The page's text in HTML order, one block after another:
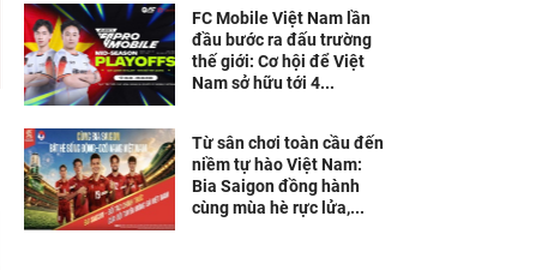
FC Mobile Việt Nam lần
đầu bước ra đấu trường
thế giới: Cơ hội để Việt
Nam sở hữu tới 4...
Từ sân chơi toàn cầu đến
niềm tự hào Việt Nam:
Bia Saigon đồng hành
cùng mùa hè rực lửa,...